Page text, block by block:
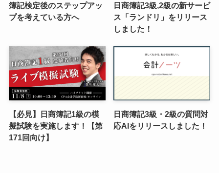
簿記検定後のステップアッ
プを考えている方へ
日商簿記3級,2級の新サービ
ス「ランドリ」をリリース
しました！
【必見】日商簿記1級の模
擬試験を実施します！【第
171回向け】
日商簿記3級・2級の質問対
応AIをリリースしました！